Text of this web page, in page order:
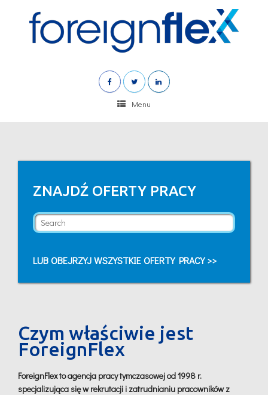
Menu
ZNAJDŹ OFERTY PRACY
LUB OBEJRZYJ WSZYSTKIE OFERTY PRACY >>
Czym właściwie jest
ForeignFlex
ForeignFlex to agencja pracy tymczasowej od 1998 r.
specjalizująca się w rekrutacji i zatrudnianiu pracowników z